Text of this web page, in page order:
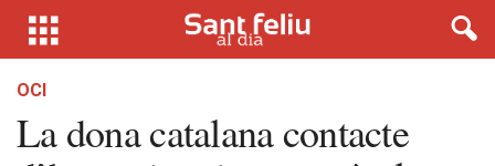
OCI
La dona catalana contacte